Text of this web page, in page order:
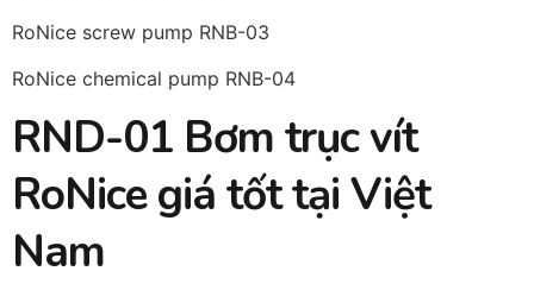
RoNice screw pump RNB-03
RoNice chemical pump RNB-04
RND-01 Bơm trục vít
RoNice giá tốt tại Việt
Nam